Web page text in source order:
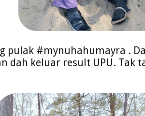
pulak #mynuhahumayra .
dah keluar result UPU. Tak